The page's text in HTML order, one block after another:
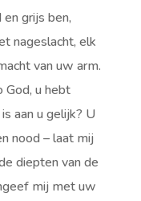
grijs ben,
nageslacht, elk
van uw arm.
God, u hebt
aan u gelijk? U
nood – laat mij
diepten van de
mij met uw